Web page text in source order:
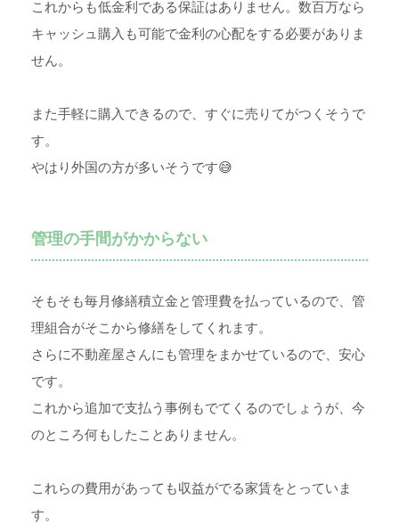
これからも低金利である保証はありません。数百万なら
キャッシュ購入も可能で金利の心配をする必要がありま
せん。
また手軽に購入できるので、すぐに売りてがつくそうで
す。
やはり外国の方が多いそうです😅
管理の手間がかからない
そもそも毎月修繕積立金と管理費を払っているので、管
理組合がそこから修繕をしてくれます。
さらに不動産屋さんにも管理をまかせているので、安心
です。
これから追加で支払う事例もでてくるのでしょうが、今
のところ何もしたことありません。
これらの費用があっても収益がでる家賃をとっていま
す。